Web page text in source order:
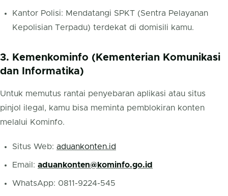
Kantor Polisi: Mendatangi SPKT (Sentra Pelayanan
Kepolisian Terpadu) terdekat di domisili kamu.
3. Kemenkominfo (Kementerian Komunikasi
dan Informatika)
Untuk memutus rantai penyebaran aplikasi atau situs
pinjol ilegal, kamu bisa meminta pemblokiran konten
melalui Kominfo.
Situs Web: aduankonten.id
Email: aduankonten@kominfo.go.id
WhatsApp: 0811-9224-545